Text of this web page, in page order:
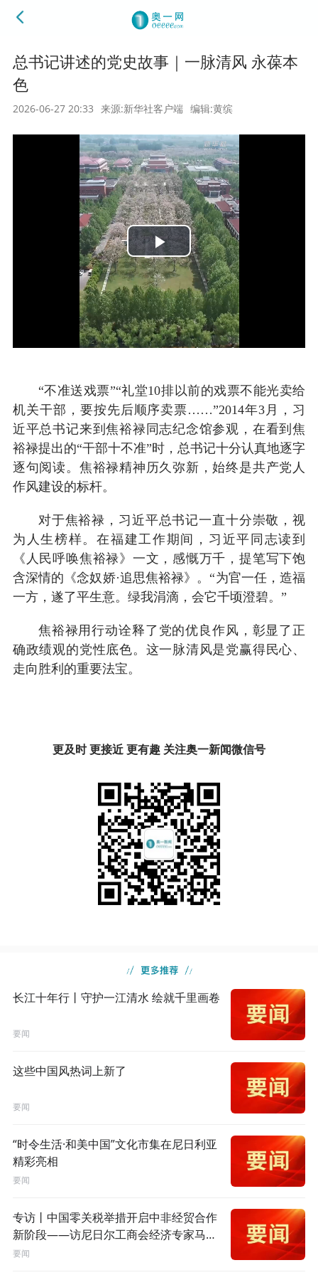
总书记讲述的党史故事｜一脉清风 永葆本
色
2026-06-27 20:33 来源:新华社客户端 编辑:黄缤
Play
Video
“不准送戏票”“礼堂10排以前的戏票不能光卖给
机关干部，要按先后顺序卖票……”2014年3月，习
近平总书记来到焦裕禄同志纪念馆参观，在看到焦
裕禄提出的“干部十不准”时，总书记十分认真地逐字
逐句阅读。焦裕禄精神历久弥新，始终是共产党人
作风建设的标杆。
对于焦裕禄，习近平总书记一直十分崇敬，视
为人生榜样。在福建工作期间，习近平同志读到
《人民呼唤焦裕禄》一文，感慨万千，提笔写下饱
含深情的《念奴娇·追思焦裕禄》。“为官一任，造福
一方，遂了平生意。绿我涓滴，会它千顷澄碧。”
焦裕禄用行动诠释了党的优良作风，彰显了正
确政绩观的党性底色。这一脉清风是党赢得民心、
走向胜利的重要法宝。
更及时 更接近 更有趣 关注奥一新闻微信号
长江十年行丨守护一江清水 绘就千里画卷
要闻
这些中国风热词上新了
要闻
“时令生活·和美中国”文化市集在尼日利亚
精彩亮相
要闻
专访丨中国零关税举措开启中非经贸合作
新阶段——访尼日尔工商会经济专家马加
吉
要闻